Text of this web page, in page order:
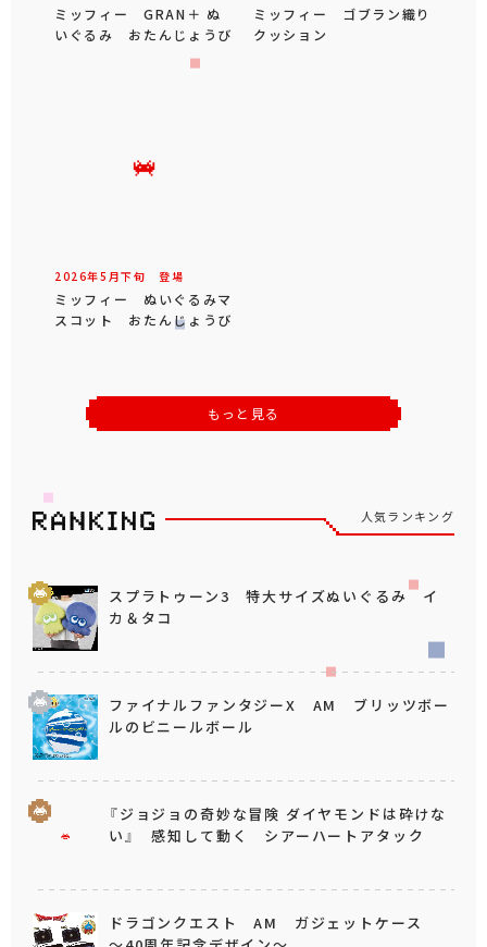
ミッフィー GRAN＋ ぬ
いぐるみ おたんじょうび
ミッフィー ゴブラン織り
クッション
2026年5 月下旬 登場
ミッフィー ぬいぐるみマ
スコット おたんじょうび
もっと見る
人気ランキング
スプラトゥーン3 特大サイズぬいぐるみ イ
カ＆タコ
ファイナルファンタジーX AM ブリッツボー
ルのビニールボール
『ジョジョの奇妙な冒険 ダイヤモンドは砕けな
い』 感知して動く シアーハートアタック
ドラゴンクエスト AM ガジェットケース